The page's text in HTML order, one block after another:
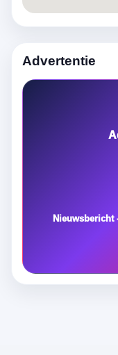
Advertentie